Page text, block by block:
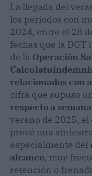
La llegada del
los periodos con
2024, entre el 28
fechas que la
de la Operación
relacionados con
cifra que supuso
respecto a
verano de 2025,
prevé una
especialmente del
alcance, muy
retención o